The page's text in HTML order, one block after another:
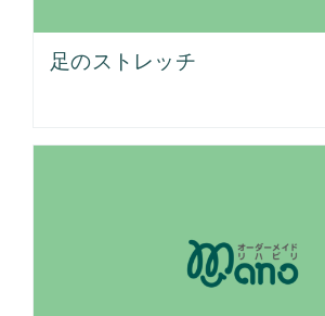
足のストレッチ